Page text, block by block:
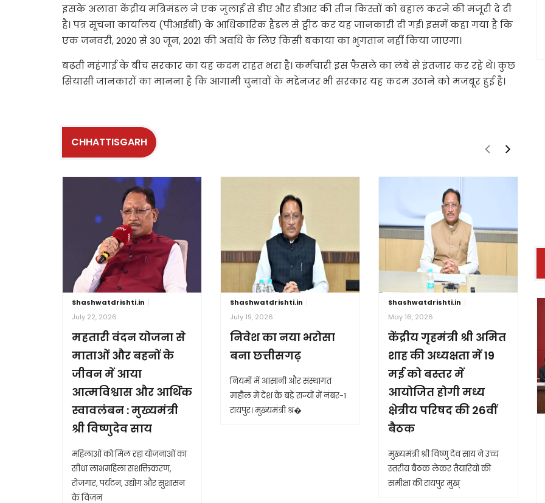
इसके अलावा केंद्रीय मंत्रिमंडल ने एक जुलाई से डीए और डीआर की तीन किस्तों को बहाल करने की मंजूरी दे दी
है। पत्र सूचना कार्यालय (पीआईबी) के आधिकारिक हैंडल से ट्वीट कर यह जानकारी दी गई। इसमें कहा गया है कि
एक जनवरी, 2020 से 30 जून, 2021 की अवधि के लिए किसी बकाया का भुगतान नहीं किया जाएगा।
बढ़ती महंगाई के बीच सरकार का यह कदम राहत भरा है। कर्मचारी इस फैसले का लंबे से इंतजार कर रहे थे। कुछ
सियासी जानकारों का मानना है कि आगामी चुनावों के मद्देनजर भी सरकार यह कदम उठाने को मजबूर हुई है।
CHHATTISGARH
Shashwatdrishti.in
July 22, 2026
महतारी वंदन योजना से
माताओं और बहनों के
जीवन में आया
आत्मविश्वास और आर्थिक
स्वावलंबन : मुख्यमंत्री
श्री विष्णुदेव साय
महिलाओं को मिल रहा योजनाओं का
सीधा लाभमहिला सशक्तिकरण,
रोजगार, पर्यटन, उद्योग और सुशासन
के विजन
Shashwatdrishti.in
July 19, 2026
निवेश का नया भरोसा
बना छत्तीसगढ़
नियमों में आसानी और संस्थागत
माहौल में देश के बड़े राज्यों में नंबर-1
रायपुर। मुख्यमंत्री श्र�
Shashwatdrishti.in
May 16, 2026
केंद्रीय गृहमंत्री श्री अमित
शाह की अध्यक्षता में 19
मई को बस्तर में
आयोजित होगी मध्य
क्षेत्रीय परिषद की 26वीं
बैठक
मुख्यमंत्री श्री विष्णु देव साय ने उच्च
स्तरीय बैठक लेकर तैयारियों की
समीक्षा की रायपुर मुख्